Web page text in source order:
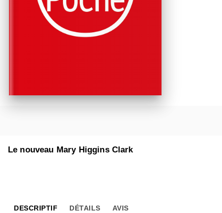
Le nouveau Mary Higgins Clark
DESCRIPTIF DÉTAILS AVIS